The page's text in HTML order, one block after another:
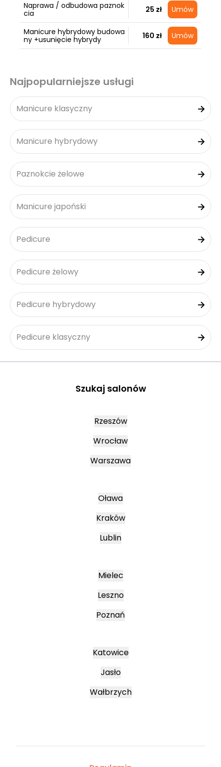
Naprawa / odbudowa paznok
cia
25 zł Umów
Manicure hybrydowy budowa
ny +usunięcie hybrydy
160 zł Umów
Najpopularniejsze usługi
Manicure klasyczny
Manicure hybrydowy
Paznokcie żelowe
Manicure japoński
Pedicure
Pedicure żelowy
Pedicure hybrydowy
Pedicure klasyczny
Szukaj salonów
Rzeszów
Wrocław
Warszawa
Oława
Kraków
Lublin
Mielec
Leszno
Poznań
Katowice
Jasło
Wałbrzych